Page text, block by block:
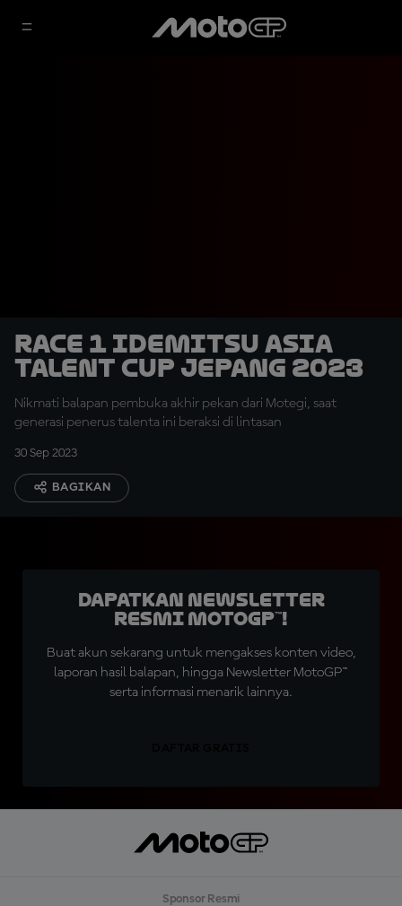
Race 1 Idemitsu Asia
Talent Cup Jepang 2023
Nikmati balapan pembuka akhir pekan dari Motegi, saat
generasi penerus talenta ini beraksi di lintasan
30 Sep 2023
BAGIKAN
Dapatkan Newsletter
Resmi MotoGP™!
Buat akun sekarang untuk mengakses konten video,
laporan hasil balapan, hingga Newsletter MotoGP™
serta informasi menarik lainnya.
Sponsor Resmi